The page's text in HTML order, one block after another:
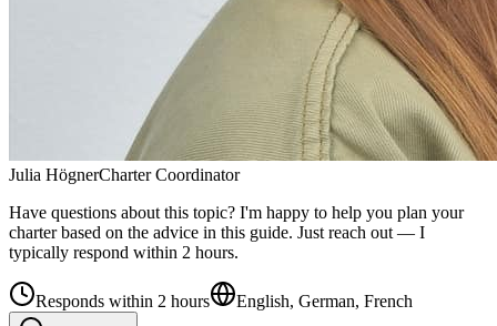
Julia HögnerCharter Coordinator
Have questions about this topic? I'm happy to help you plan your
charter based on the advice in this guide. Just reach out — I
typically respond within 2 hours.
Responds within 2 hours English, German, French